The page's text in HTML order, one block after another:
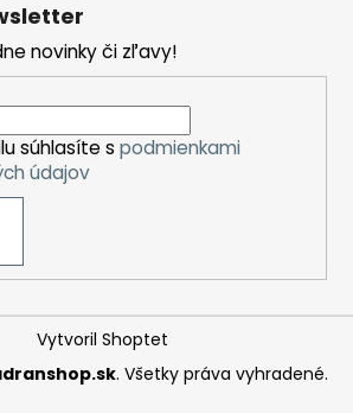
novinky či zľavy!
súhlasíte s podmienkami
údajov
Vytvoril Shoptet
. Všetky práva vyhradené.